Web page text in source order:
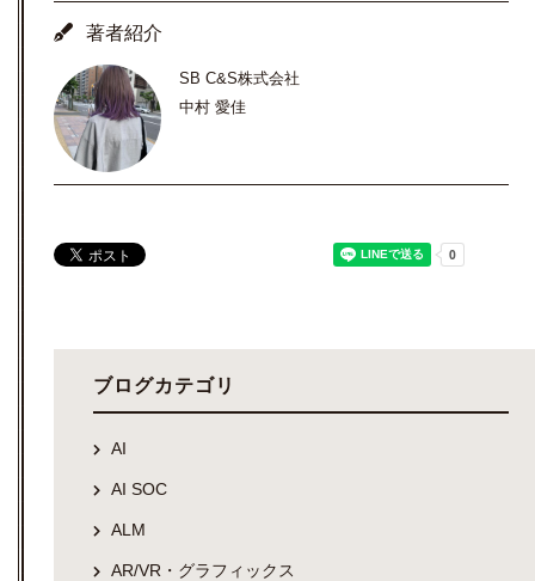
著者紹介
SB C&S株式会社
中村 愛佳
ブログカテゴリ
AI
AI SOC
ALM
AR/VR・グラフィックス